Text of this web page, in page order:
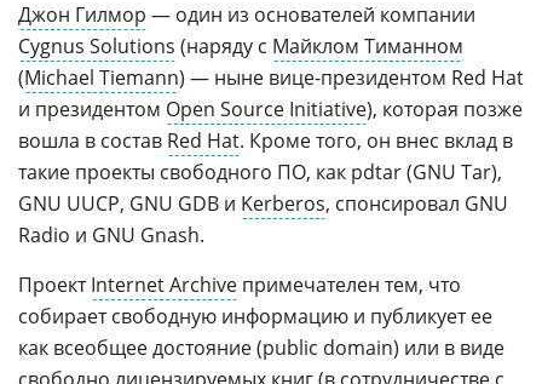
Джон Гилмор — один из основателей компании
Cygnus Solutions (наряду с Майклом Тиманном
(Michael Tiemann) — ныне вице-президентом Red Hat
и президентом Open Source Initiative), которая позже
вошла в состав Red Hat. Кроме того, он внес вклад в
такие проекты свободного ПО, как pdtar (GNU Tar),
GNU UUCP, GNU GDB и Kerberos, спонсировал GNU
Radio и GNU Gnash.
ПроектInternet Archive примечателен тем, что
собирает свободную информацию и публикует ее
как всеобщее достояние (public domain) или в виде